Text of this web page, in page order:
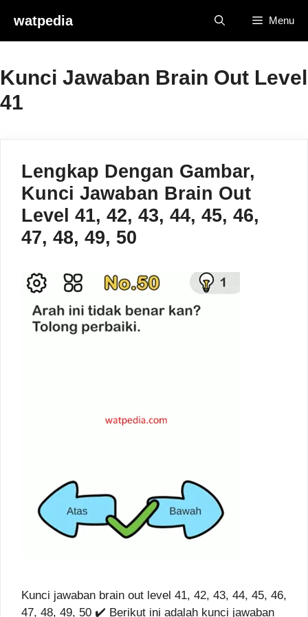
content
watpedia Menu
Kunci Jawaban Brain Out Level
41
Lengkap Dengan Gambar,
Kunci Jawaban Brain Out
Level 41, 42, 43, 44, 45, 46,
47, 48, 49, 50
Kunci jawaban brain out level 41, 42, 43, 44, 45, 46,
47, 48, 49, 50 ✔️ Berikut ini adalah kunci jawaban